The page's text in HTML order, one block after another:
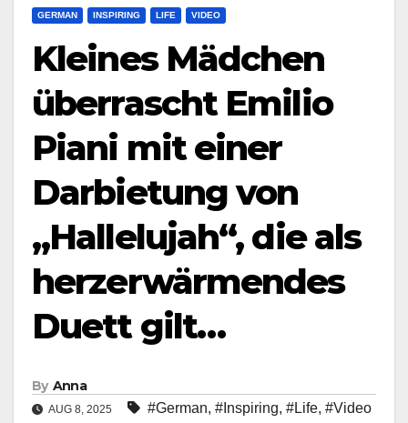
GERMAN INSPIRING LIFE VIDEO
Kleines Mädchen
überrascht Emilio
Piani mit einer
Darbietung von
„Hallelujah“, die als
herzerwärmendes
Duett gilt…
By Anna
AUG 8, 2025 #German, #Inspiring, #Life, #Video